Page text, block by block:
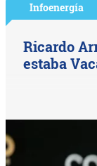
Infoenergía
Ricardo
estaba